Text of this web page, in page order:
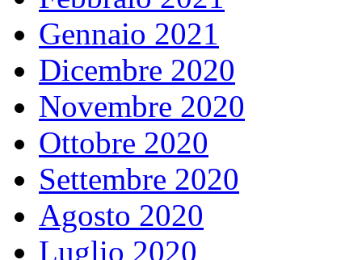
Gennaio 2021
Dicembre 2020
Novembre 2020
Ottobre 2020
Settembre 2020
Agosto 2020
Luglio 2020